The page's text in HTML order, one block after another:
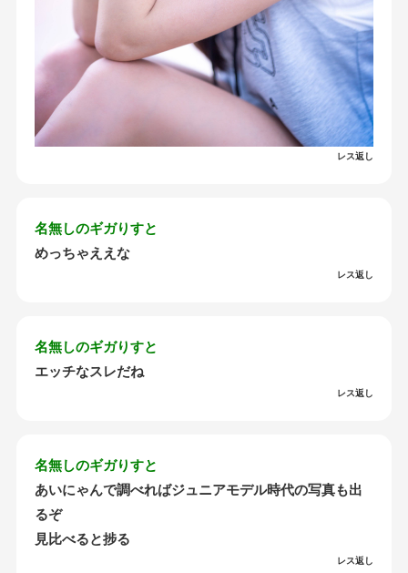
レス返し
名無しのギガりすと
めっちゃええな
レス返し
名無しのギガりすと
エッチなスレだね
レス返し
名無しのギガりすと
あいにゃんで調べればジュニアモデル時代の写真も出
るぞ
見比べると捗る
レス返し